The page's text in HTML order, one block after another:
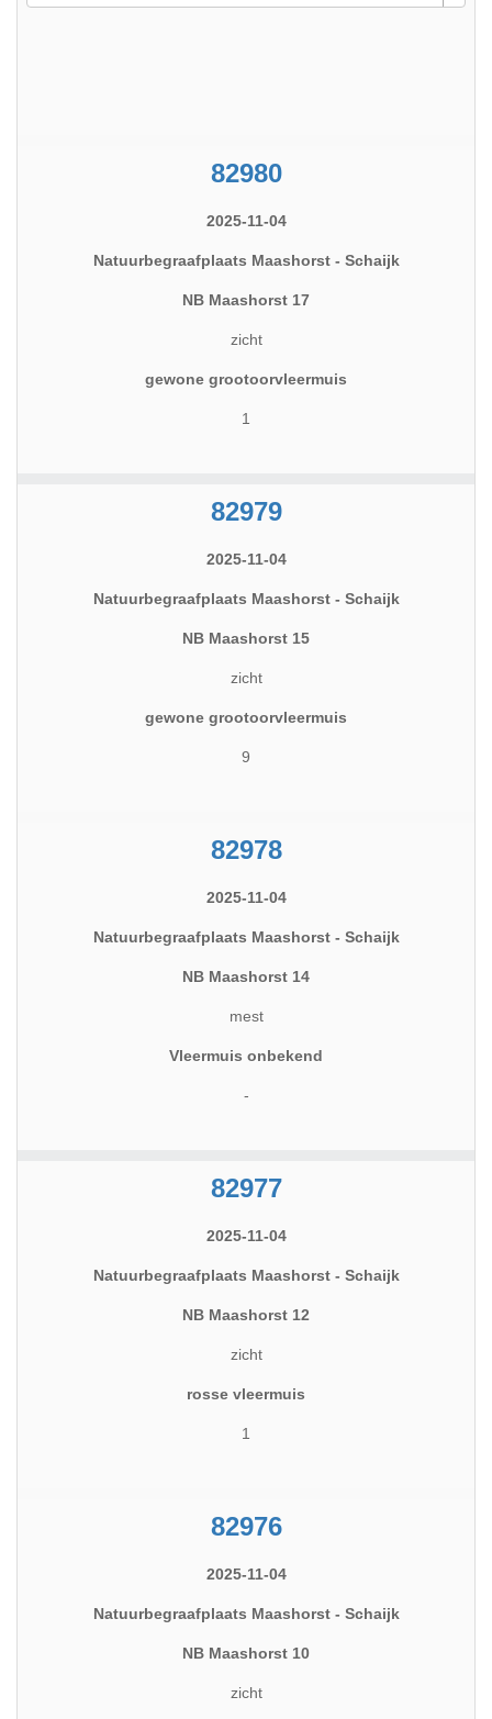
82980
2025-11-04
Natuurbegraafplaats Maashorst - Schaijk
NB Maashorst 17
zicht
gewone grootoorvleermuis
1
82979
2025-11-04
Natuurbegraafplaats Maashorst - Schaijk
NB Maashorst 15
zicht
gewone grootoorvleermuis
9
82978
2025-11-04
Natuurbegraafplaats Maashorst - Schaijk
NB Maashorst 14
mest
Vleermuis onbekend
-
82977
2025-11-04
Natuurbegraafplaats Maashorst - Schaijk
NB Maashorst 12
zicht
rosse vleermuis
1
82976
2025-11-04
Natuurbegraafplaats Maashorst - Schaijk
NB Maashorst 10
zicht